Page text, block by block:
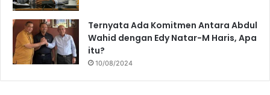
Ternyata Ada Komitmen Antara Abdul
Wahid dengan Edy Natar-M Haris, Apa
itu?
10/08/2024